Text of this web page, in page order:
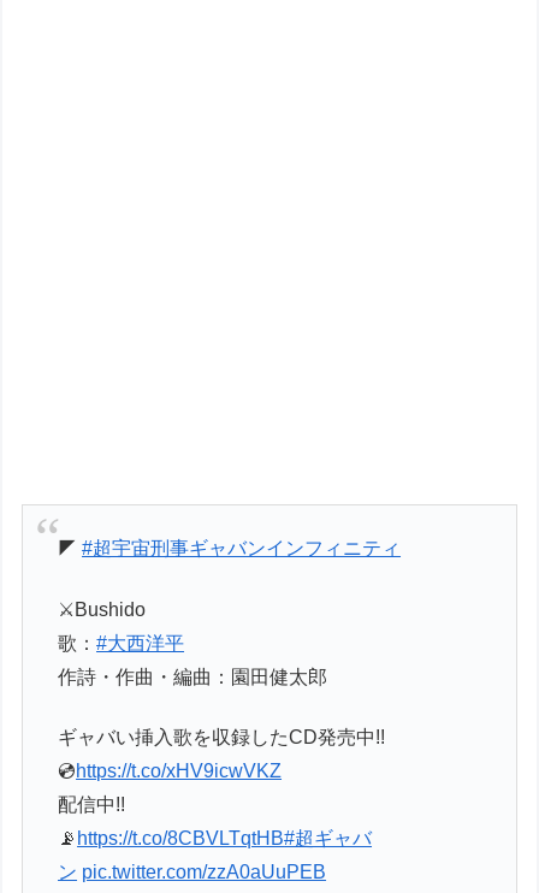
◤#超宇宙刑事ギャバンインフィニティ
⚔️Bushido
歌：#大西洋平
作詩・作曲・編曲：園田健太郎
ギャバい挿入歌を収録したCD発売中!!
💿️https://t.co/xHV9icwVKZ
配信中!!
📡 https://t.co/8CBVLTqtHB#超ギャバ
ン pic.twitter.com/zzA0aUuPEB